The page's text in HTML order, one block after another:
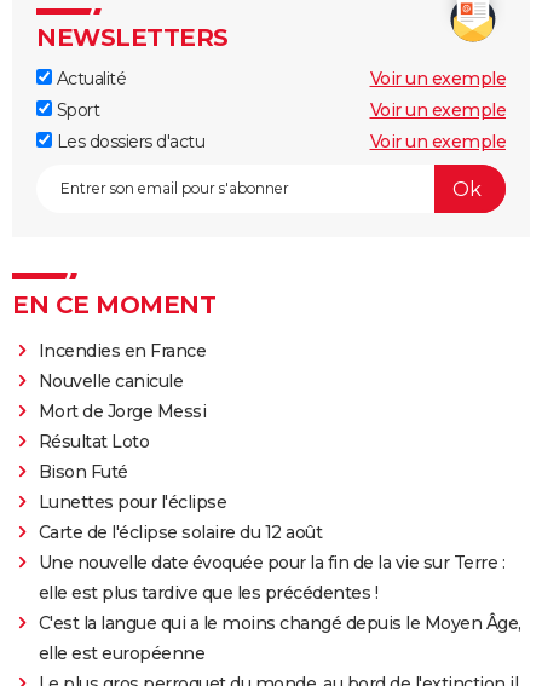
NEWSLETTERS
Actualité
Voir un exemple
Sport
Voir un exemple
Les dossiers d'actu
Voir un exemple
EN CE MOMENT
Incendies en France
Nouvelle canicule
Mort de Jorge Messi
Résultat Loto
Bison Futé
Lunettes pour l'éclipse
Carte de l'éclipse solaire du 12 août
Une nouvelle date évoquée pour la fin de la vie sur Terre :
elle est plus tardive que les précédentes !
C'est la langue qui a le moins changé depuis le Moyen Âge,
elle est européenne